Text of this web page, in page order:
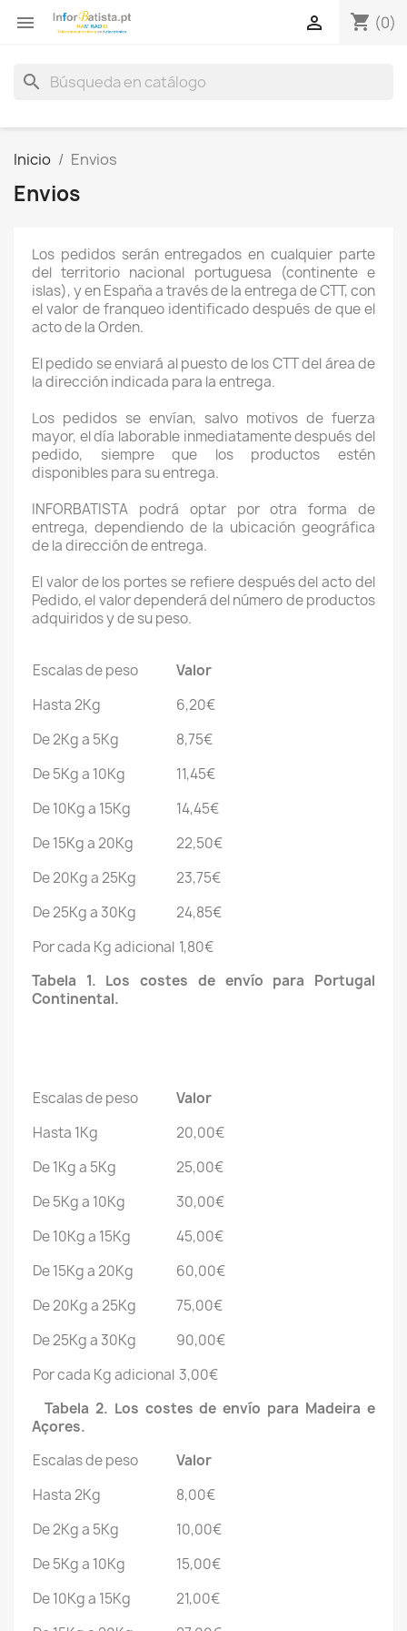
 shopping_cart (0)

search
Inicio Envios
Envios
Los pedidos serán entregados en cualquier parte
del territorio nacional portuguesa (continente e
islas), y en España a través de la entrega de CTT, con
el valor de franqueo identificado después de que el
acto de la Orden.
El pedido se enviará al puesto de los CTT del área de
la dirección indicada para la entrega.
Los pedidos se envían, salvo motivos de fuerza
mayor, el día laborable inmediatamente después del
pedido, siempre que los productos estén
disponibles para su entrega.
INFORBATISTA podrá optar por otra forma de
entrega, dependiendo de la ubicación geográfica
de la dirección de entrega.
El valor de los portes se refiere después del acto del
Pedido, el valor dependerá del número de productos
adquiridos y de su peso.
Escalas de peso
Valor
Hasta 2Kg
6,20€
De 2Kg a 5Kg
8,75€
De 5Kg a 10Kg
11,45€
De 10Kg a 15Kg
14,45€
De 15Kg a 20Kg
22,50€
De 20Kg a 25Kg
23,75€
De 25Kg a 30Kg
24,85€
Por cada Kg adicional 1,80€
Tabela 1. Los costes de envío para Portugal
Continental.
Escalas de peso
Valor
Hasta 1Kg
20,00€
De 1Kg a 5Kg
25,00€
De 5Kg a 10Kg
30,00€
De 10Kg a 15Kg
45,00€
De 15Kg a 20Kg
60,00€
De 20Kg a 25Kg
75,00€
De 25Kg a 30Kg
90,00€
Por cada Kg adicional 3,00€
Tabela 2. Los costes de envío para Madeira e
Açores.
Escalas de peso
Valor
Hasta 2Kg
8,00€
De 2Kg a 5Kg
10,00€
De 5Kg a 10Kg
15,00€
De 10Kg a 15Kg
21,00€